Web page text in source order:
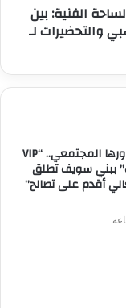
الفنية: بين
لـ
في إطار دورها المجتمعي.. “VIP
ببني سويف تطلق
أقدم على تصالح”